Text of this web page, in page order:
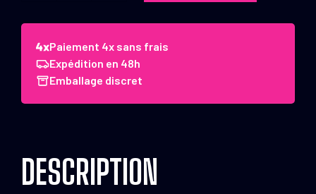
Détente
CMC
Triggers
Glock
(17/19/25/34)
Paiement 4x sans frais
Expédition en 48h
Emballage discret
DESCRIPTION